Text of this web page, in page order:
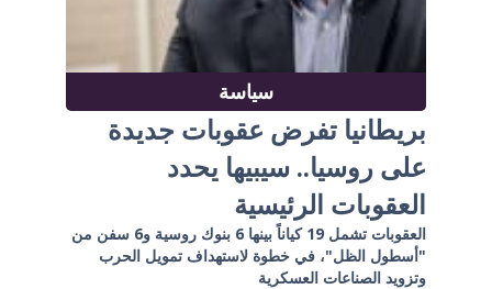
سياسة
بريطانيا تفرض عقوبات جديدة
على روسيا.. سيبيها يحدد
العقوبات الرئيسية
العقوبات تشمل 19 كياناً بينها 6 بنوك روسية و6 سفن من
"أسطول الظل"، في خطوة لاستهداف تمويل الحرب
وتزويد الصناعات العسكرية